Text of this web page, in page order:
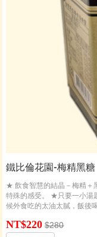
鐵比倫花園-梅精黑糖
★ 飲食智慧的結晶－梅精＋
特殊的感受。 ★只要一小湯
候外食吃的太油太膩，飯後
NT$220 $280